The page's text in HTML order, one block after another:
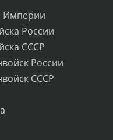
Империи
России
СССР
России
СССР